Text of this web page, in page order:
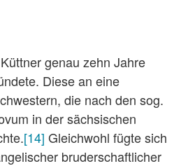
genau zehn Jahre
Diese an eine
die nach den sog.
in der sächsischen
[14] Gleichwohl fügte sich
bruderschaftlicher